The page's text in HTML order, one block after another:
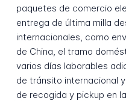
paquetes de comercio
entrega de última milla
internacionales, como
de China, el tramo
varios días laborables
de tránsito internacional
de recogida y pickup en